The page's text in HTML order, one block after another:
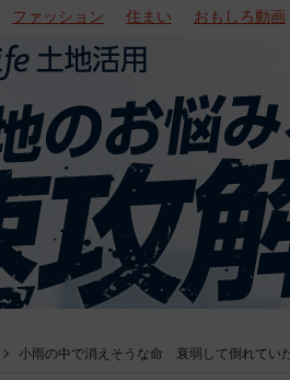
ファッション 住まい おもしろ動画
小雨の中で消えそうな命 衰弱して倒れてい